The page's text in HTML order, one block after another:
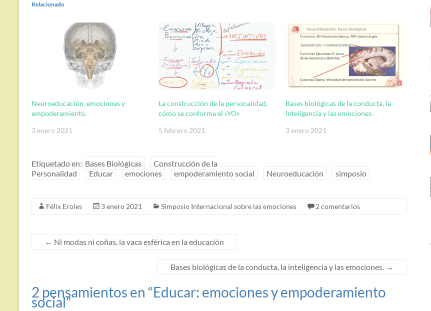
Relacionado
Neuroeducación, emociones y
empoderamiento.
3 enero 2021
La construcción de la personalidad,
cómo se conforma el «YO»
5 febrero 2021
Bases biológicas de la conducta, la
inteligencia y las emociones.
3 enero 2021
Etiquetado en: Bases Biológicas
Construcción de la
Personalidad
Educar emociones empoderamiento social Neuroeducación simposio
Félix Eroles 3 enero 2021 Simposio Internacional sobre las emociones 2 comentarios
← Ni modas ni coñas, la vaca esférica en la educación
Bases biológicas de la conducta, la inteligencia y las emociones. →
2 pensamientos en “Educar: emociones y empoderamiento
social”